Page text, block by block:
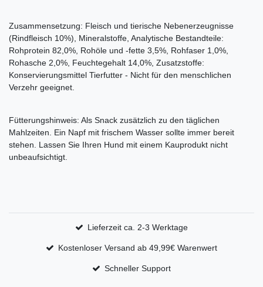
Zusammensetzung: Fleisch und tierische Nebenerzeugnisse
(Rindfleisch 10%), Mineralstoffe, Analytische Bestandteile:
Rohprotein 82,0%, Rohöle und -fette 3,5%, Rohfaser 1,0%,
Rohasche 2,0%, Feuchtegehalt 14,0%, Zusatzstoffe:
Konservierungsmittel Tierfutter - Nicht für den menschlichen
Verzehr geeignet.
Fütterungshinweis: Als Snack zusätzlich zu den täglichen
Mahlzeiten. Ein Napf mit frischem Wasser sollte immer bereit
stehen. Lassen Sie Ihren Hund mit einem Kauprodukt nicht
unbeaufsichtigt.
Lieferzeit ca. 2-3 Werktage
Kostenloser Versand ab 49,99€ Warenwert
Schneller Support